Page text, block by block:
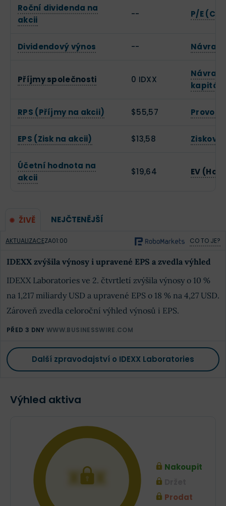
Roční dividenda na
akcii
-- P/E
Dividendový výnos --
Příjmy společnosti 0 IDXX
RPS (Příjmy na akcii) $55,57
EPS (Zisk na akcii) $13,58 Zisková
Účetní hodnota na
akcii
$19,64 EV
ŽIVĚ NEJČTENĚJŠÍ
AKTUALIZACEZA01:00 CO TO JE?
IDEXX zvýšila výnosy i upravené EPS a zvedla výhled
IDEXX Laboratories ve 2. čtvrtletí zvýšila výnosy o 10 %
na 1,217 miliardy USD a upravené EPS o 18 % na 4,27 USD.
Zároveň zvedla celoroční výhled výnosů i EPS.
PŘED 3 DNY WWW.BUSINESSWIRE.COM
Další zpravodajství o IDEXX Laboratories
Výhled aktiva
XXX
Nakoupit
Prodat